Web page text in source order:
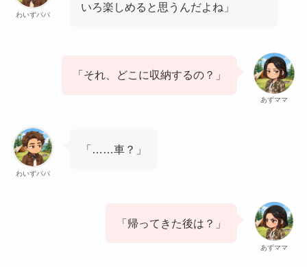
わいずパパ
いろ楽しめると思うんだよね」
あずママ
「それ、どこに収納するの？」
わいずパパ
「……車？」
あずママ
「帰ってきた後は？」